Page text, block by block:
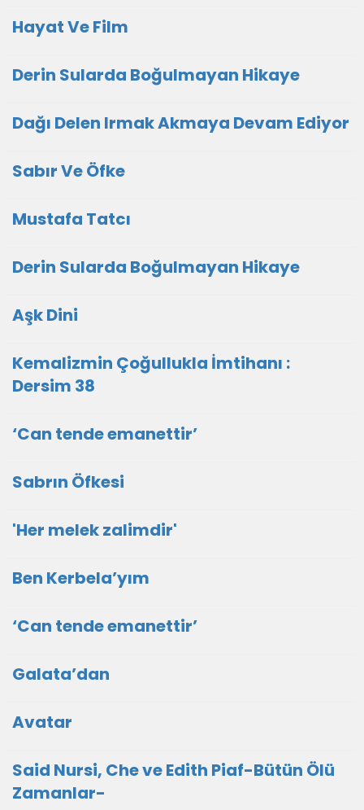
Hayat Ve Film
Derin Sularda Boğulmayan Hikaye
Dağı Delen Irmak Akmaya Devam Ediyor
Sabır Ve Öfke
Mustafa Tatcı
Derin Sularda Boğulmayan Hikaye
Aşk Dini
Kemalizmin Çoğullukla İmtihanı :
Dersim 38
‘Can tende emanettir’
Sabrın Öfkesi
'Her melek zalimdir'
Ben Kerbela’yım
‘Can tende emanettir’
Galata’dan
Avatar
Said Nursi, Che ve Edith Piaf-Bütün Ölü
Zamanlar-